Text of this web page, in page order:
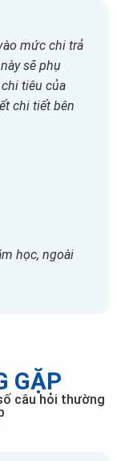
mức chi trả
sẽ phụ
tiêu của
chi tiết bên
học, ngoài
GẶP
câu hỏi thường